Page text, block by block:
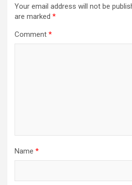
Your email address will not be
are marked *
Comment *
Name *